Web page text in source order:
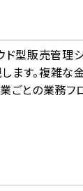
型販売管理
ます。複雑な
ごとの業務フ